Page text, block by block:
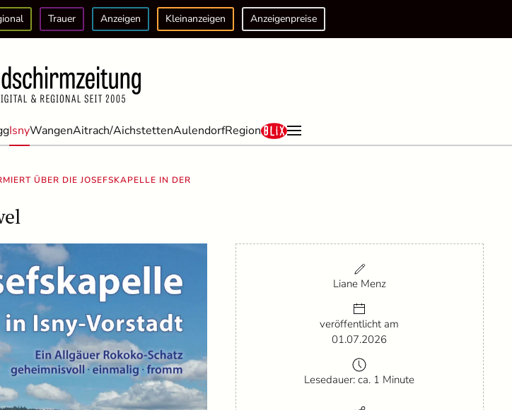
Trauer Anzeigen Kleinanzeigen Anzeigenpreise
IsnyWangenAitrach/AichstettenAulendorfRegion
ÜBER DIE JOSEFSKAPELLE IN DER
Liane Menz
veröffentlicht am
01.07.2026
Lesedauer: ca. 1 Minute